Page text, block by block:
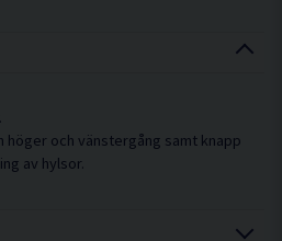
höger och vänstergång samt knapp
av hylsor.